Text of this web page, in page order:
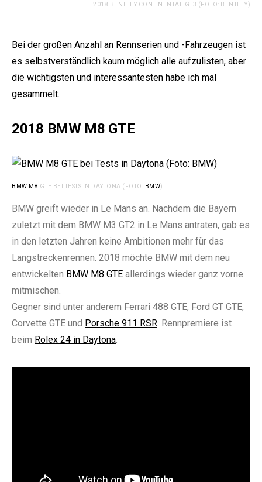
2018 BENTLEY CONTINENTAL GT3 (FOTO: BENTLEY)
Bei der großen Anzahl an Rennserien und -Fahrzeugen ist
es selbstverständlich kaum möglich alle aufzulisten, aber
die wichtigsten und interessantesten habe ich mal
gesammelt.
2018 BMW M8 GTE
BMW M8 GTE BEI TESTS IN DAYTONA (FOTO: BMW)
BMW greift wieder in Le Mans an. Nachdem die Bayern
zuletzt mit dem BMW M3 GT2 in Le Mans antraten, gab es
in den letzten Jahren keine Ambitionen mehr für das
Langstreckenrennen. 2018 möchte BMW mit dem neu
entwickelten BMW M8 GTE allerdings wieder ganz vorne
mitmischen.
Gegner sind unter anderem Ferrari 488 GTE, Ford GT GTE,
Corvette GTE und Porsche 911 RSR. Rennpremiere ist
beim Rolex 24 in Daytona.